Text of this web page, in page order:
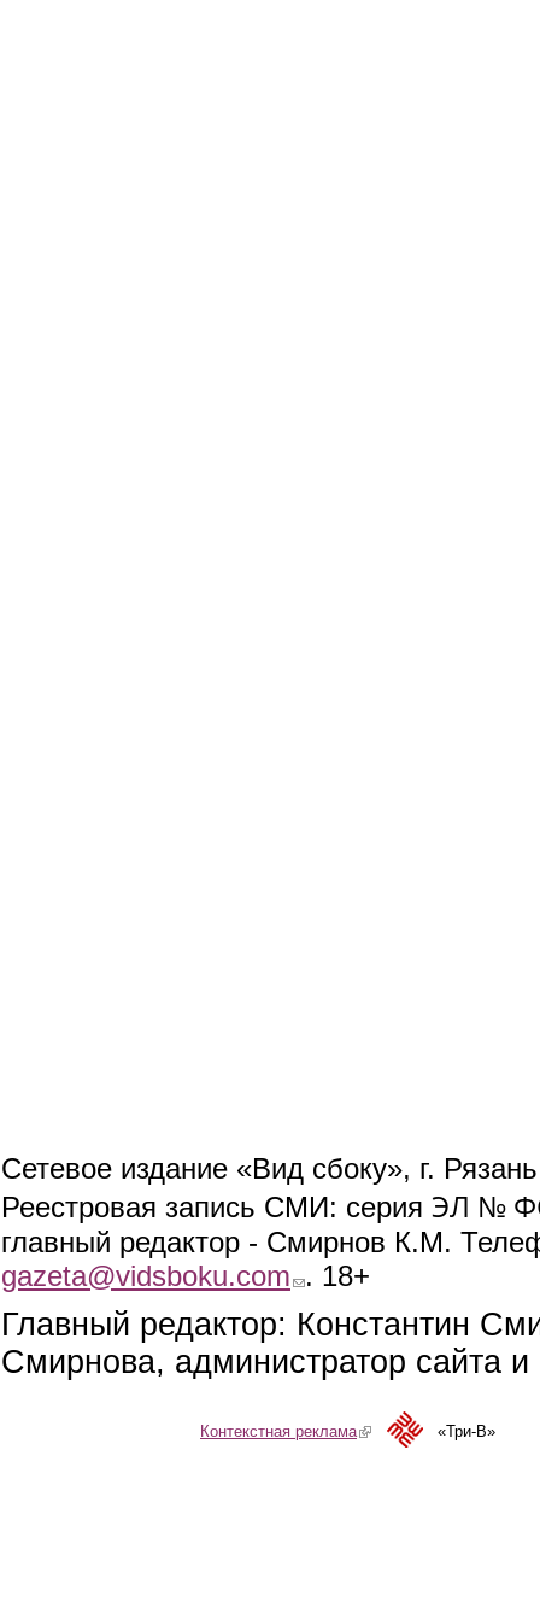
Сетевое издание «Вид сбоку», г.
Реестровая запись СМИ: серия ЭЛ №
главный редактор - Смирнов К.М.
gazeta@vidsboku.com (link sends e-mail)
. 18+
Главный редактор: Константин
Смирнова, администратор сайта
Контекстная реклама(link is external)«Три-В»